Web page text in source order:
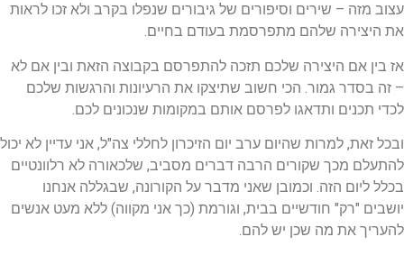
עצוב מזה – שירים וסיפורים של גיבורים שנפלו בקרב ולא זכו לראות
את היצירה שלהם מתפרסמת בעודם בחיים.
אז בין אם היצירה שלכם תזכה להתפרסם בקבוצה הזאת ובין אם לא
– זה בסדר גמור. הכי חשוב שתיצקו את הרעיונות והרגשות שלכם
לכדי תכנים ותדאגו לפרסם אותם במקומות שנכונים לכם.
ובכל זאת, למרות שהיום ערב יום הזיכרון לחללי צה"ל, אני עדיין לא יכול
להתעלם מכך שקורים הרבה דברים מסביב, שלכאורה לא רלוונטיים
בכלל ליום הזה. וכמובן שאני מדבר על הקורונה, שבגללה אנחנו
יושבים "רק" חודשיים בבית, וגורמת (כך אני מקווה) ללא מעט אנשים
להעריך את מה שכן יש להם.